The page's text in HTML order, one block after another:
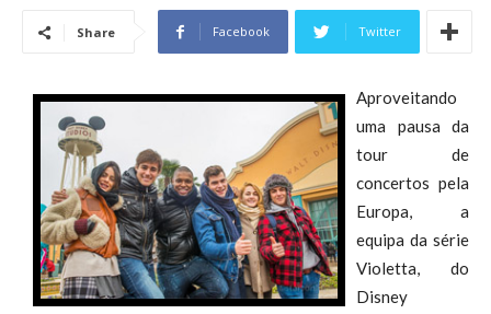
Share Facebook Twitter
Aproveitando
uma pausa da
tour de
concertos pela
Europa, a
equipa da série
Violetta, do
Disney